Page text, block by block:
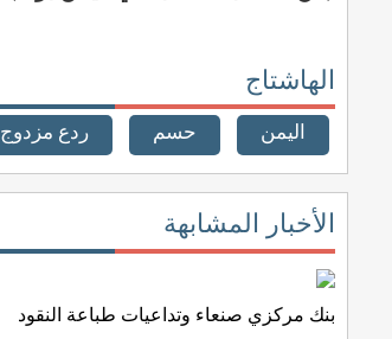
الهاشتاج
اليمن حسم ردع مزدوج
الأخبار المشابهة
بنك مركزي صنعاء وتداعيات طباعة النقود